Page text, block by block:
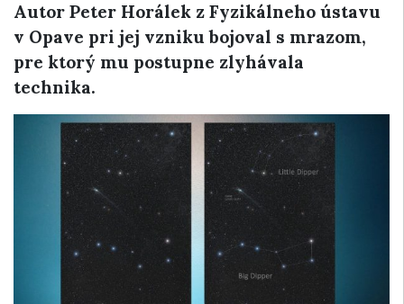
Autor Peter Horálek z Fyzikálneho ústavu
v Opave pri jej vzniku bojoval s mrazom,
pre ktorý mu postupne zlyhávala
technika.